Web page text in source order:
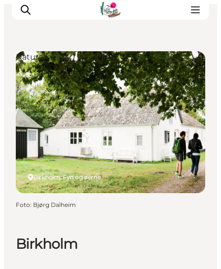
Oplevelser
Café & butik
Geopark Besøgscenter
Om Søbygaard
Det sker
Birkholm
Birkholm, Fyn og øerne
Naturområder
Foto: Bjørg Dalheim